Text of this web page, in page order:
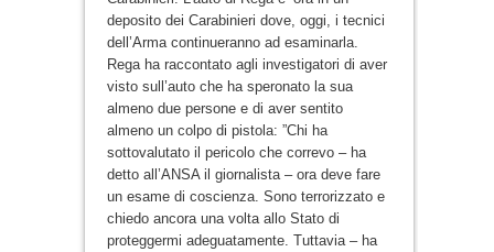
deposito dei Carabinieri dove, oggi, i tecnici
dell’Arma continueranno ad esaminarla.
Rega ha raccontato agli investigatori di aver
visto sull’auto che ha speronato la sua
almeno due persone e di aver sentito
almeno un colpo di pistola: ”Chi ha
sottovalutato il pericolo che correvo – ha
detto all’ANSA il giornalista – ora deve fare
un esame di coscienza. Sono terrorizzato e
chiedo ancora una volta allo Stato di
proteggermi adeguatamente. Tuttavia – ha